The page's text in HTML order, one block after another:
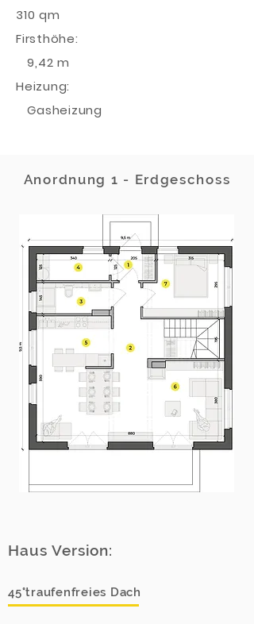
310 qm
Firsthöhe:
9,42 m
Heizung:
Gasheizung
Anordnung 1 - Erdgeschoss
Haus Version:
45°traufenfreies Dach